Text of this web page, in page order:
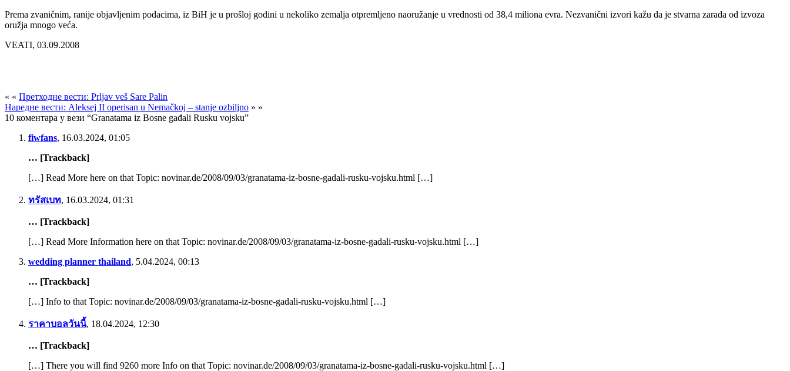
Prema zvaničnim, ranije objavljenim podacima, iz BiH je u prošloj godini u nekoliko zemalja otpremljeno naoružanje u vrednosti od 38,4 miliona evra. Nezvanični izvori kažu da je stvarna zarada od izvoza
oružja mnogo veća.
VEATI, 03.09.2008
« « Претходне вести: Prljav veš Sare Palin
Наредне вести: Aleksej II operisan u Nemačkoj – stanje ozbiljno » »
10 коментара у вези “Granatama iz Bosne gađali Rusku vojsku”
fiwfans, 16.03.2024, 01:05
… [Trackback]
[…] Read More here on that Topic: novinar.de/2008/09/03/granatama-iz-bosne-gadali-rusku-vojsku.html […]
ทรัสเบท, 16.03.2024, 01:31
… [Trackback]
[…] Read More Information here on that Topic: novinar.de/2008/09/03/granatama-iz-bosne-gadali-rusku-vojsku.html […]
wedding planner thailand, 5.04.2024, 00:13
… [Trackback]
[…] Info to that Topic: novinar.de/2008/09/03/granatama-iz-bosne-gadali-rusku-vojsku.html […]
ราคาบอลวันนี้, 18.04.2024, 12:30
… [Trackback]
[…] There you will find 9260 more Info on that Topic: novinar.de/2008/09/03/granatama-iz-bosne-gadali-rusku-vojsku.html […]